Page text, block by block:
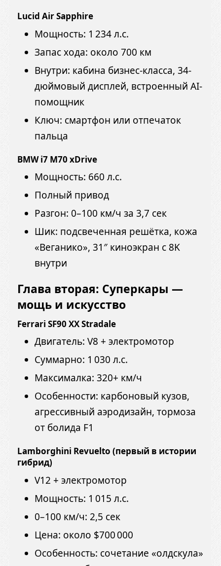
Lucid Air Sapphire
Мощность: 1 234 л.с.
Запас хода: около 700 км
Внутри: кабина бизнес-класса, 34-
дюймовый дисплей, встроенный AI-
помощник
Ключ: смартфон или отпечаток
пальца
BMW i7 M70 xDrive
Мощность: 660 л.с.
Полный привод
Разгон: 0–100 км/ч за 3,7 сек
Шик: подсвеченная решётка, кожа
«Веганико», 31″ киноэкран с 8K
внутри
Глава вторая: Суперкары —
мощь и искусство
Ferrari SF90 XX Stradale
Двигатель: V8 + электромотор
Суммарно: 1 030 л.с.
Максималка: 320+ км/ч
Особенности: карбоновый кузов,
агрессивный аэродизайн, тормоза
от болида F1
Lamborghini Revuelto (первый в истории
гибрид)
V12 + электромотор
Мощность: 1 015 л.с.
0–100 км/ч: 2,5 сек
Цена: около $700 000
Особенность: сочетание «олдскула»